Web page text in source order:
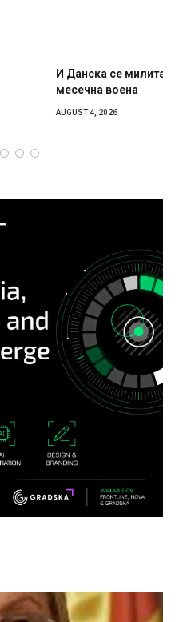
– воведува нова 11-